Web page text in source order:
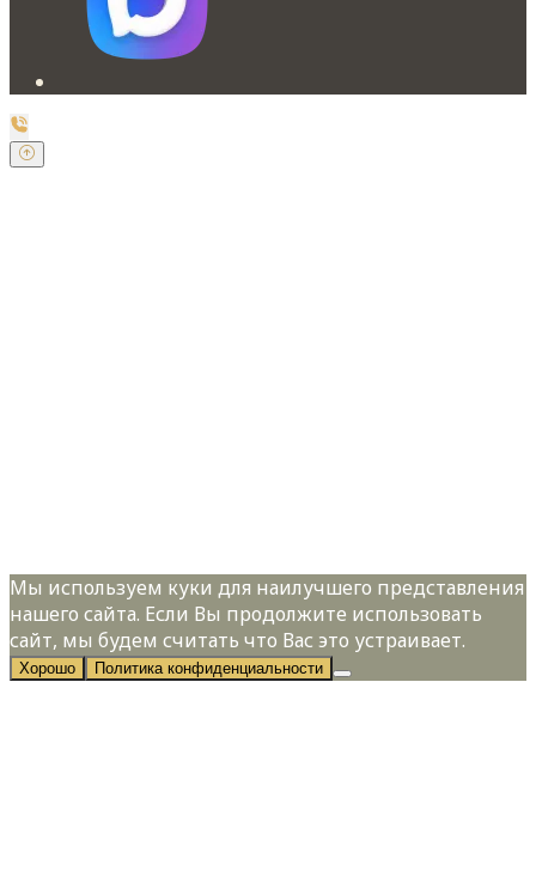
Мы используем куки для наилучшего представления
нашего сайта. Если Вы продолжите использовать
сайт, мы будем считать что Вас это устраивает.
Хорошо Политика конфиденциальности